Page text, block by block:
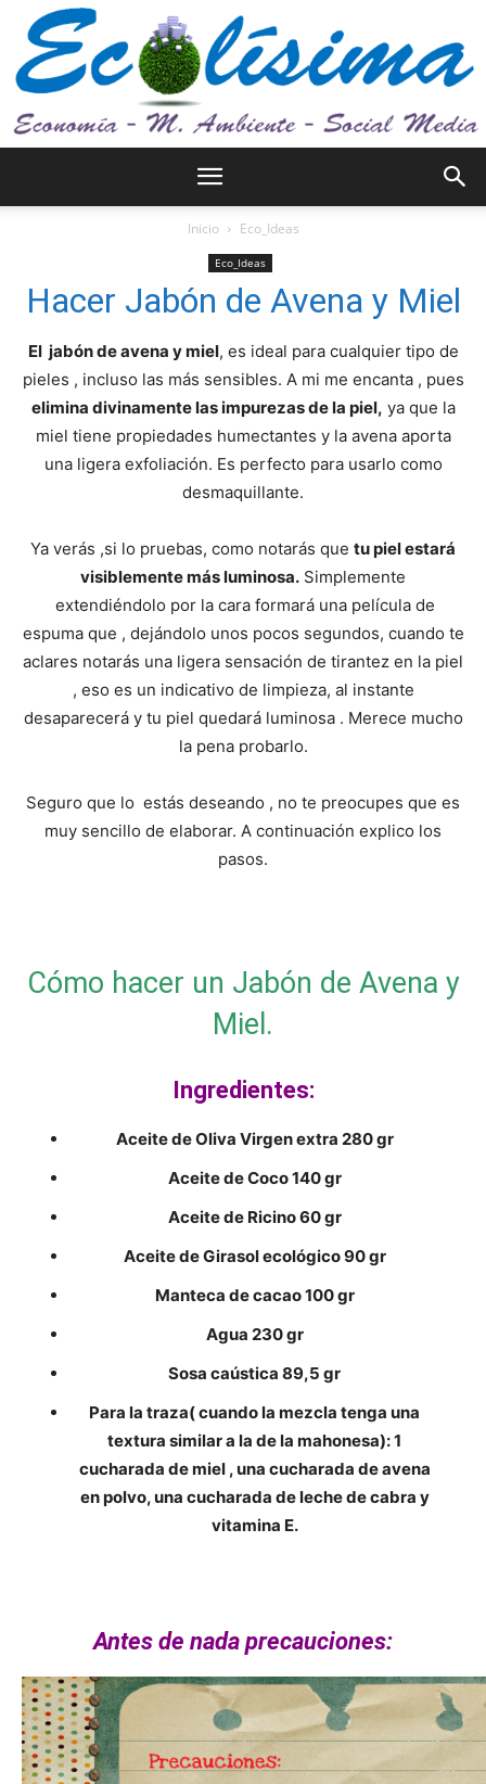
Medio
ambiente
y
economia.
Inicio Eco_Ideas
Eco_Ideas
Hacer Jabón de Avena y Miel
El jabón de avena y miel, es ideal para cualquier tipo de
pieles , incluso las más sensibles. A mi me encanta , pues
elimina divinamente las impurezas de la piel, ya que la
miel tiene propiedades humectantes y la avena aporta
una ligera exfoliación. Es perfecto para usarlo como
desmaquillante.
Ya verás ,si lo pruebas, como notarás que tu piel estará
visiblemente más luminosa. Simplemente
extendiéndolo por la cara formará una película de
espuma que , dejándolo unos pocos segundos, cuando te
aclares notarás una ligera sensación de tirantez en la piel
, eso es un indicativo de limpieza, al instante
desaparecerá y tu piel quedará luminosa . Merece mucho
la pena probarlo.
Seguro que lo estás deseando , no te preocupes que es
muy sencillo de elaborar. A continuación explico los
pasos.
Cómo hacer un Jabón de Avena y
Miel.
Ingredientes:
Aceite de Oliva Virgen extra 280 gr
Aceite de Coco 140 gr
Aceite de Ricino 60 gr
Aceite de Girasol ecológico 90 gr
Manteca de cacao 100 gr
Agua 230 gr
Sosa caústica 89,5 gr
Para la traza( cuando la mezcla tenga una
textura similar a la de la mahonesa): 1
cucharada de miel , una cucharada de avena
en polvo, una cucharada de leche de cabra y
vitamina E.
Antes de nada precauciones: